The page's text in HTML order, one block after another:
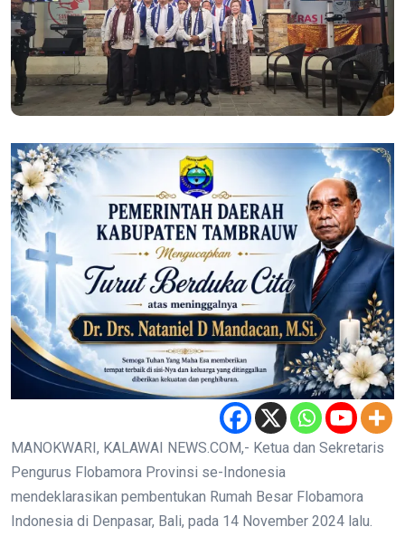
MANOKWARI, KALAWAI NEWS.COM,- Ketua dan Sekretaris
Pengurus Flobamora Provinsi se-Indonesia
mendeklarasikan pembentukan Rumah Besar Flobamora
Indonesia di Denpasar, Bali, pada 14 November 2024 lalu.